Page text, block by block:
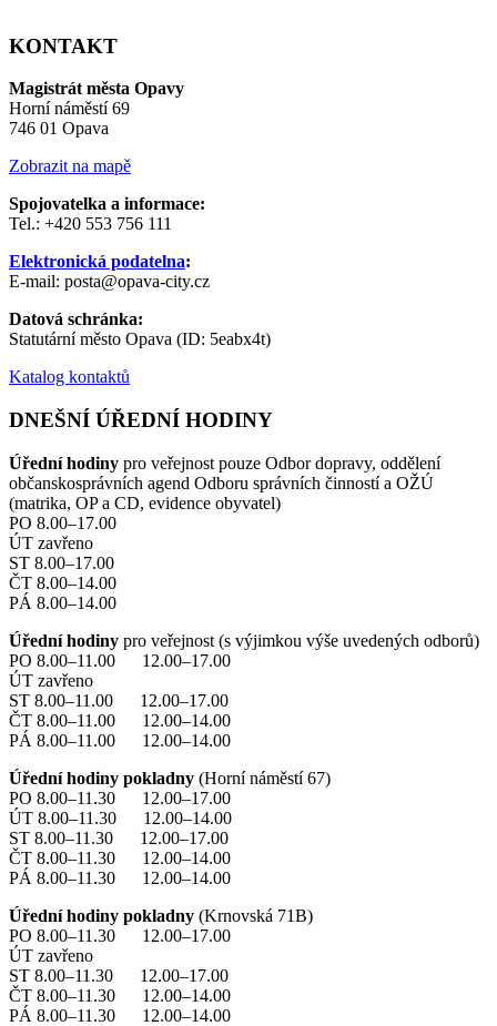
KONTAKT
Magistrát města Opavy
Horní náměstí 69
746 01 Opava
Zobrazit na mapě
Spojovatelka a informace:
Tel.: +420 553 756 111
Elektronická podatelna:
E-mail: posta@opava-city.cz
Datová schránka:
Statutární město Opava (ID: 5eabx4t)
Katalog kontaktů
DNEŠNÍ ÚŘEDNÍ HODINY
Úřední hodiny pro veřejnost pouze Odbor dopravy, oddělení
občanskosprávních agend Odboru správních činností a OŽÚ
(matrika, OP a CD, evidence obyvatel)
PO 8.00–17.00
ÚT zavřeno
ST 8.00–17.00
ČT 8.00–14.00
PÁ 8.00–14.00
Úřední hodiny pro veřejnost (s výjimkou výše uvedených odborů)
PO 8.00–11.00 12.00–17.00
ÚT zavřeno
ST 8.00–11.00 12.00–17.00
ČT 8.00–11.00 12.00–14.00
PÁ 8.00–11.00 12.00–14.00
Úřední hodiny pokladny (Horní náměstí 67)
PO 8.00–11.30 12.00–17.00
ÚT 8.00–11.30 12.00–14.00
ST 8.00–11.30 12.00–17.00
ČT 8.00–11.30 12.00–14.00
PÁ 8.00–11.30 12.00–14.00
Úřední hodiny pokladny (Krnovská 71B)
PO 8.00–11.30 12.00–17.00
ÚT zavřeno
ST 8.00–11.30 12.00–17.00
ČT 8.00–11.30 12.00–14.00
PÁ 8.00–11.30 12.00–14.00